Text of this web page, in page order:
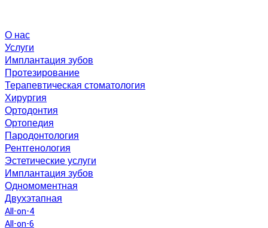
О нас
Услуги
Имплантация зубов
Протезирование
Терапевтическая стоматология
Хирургия
Ортодонтия
Ортопедия
Пародонтология
Рентгенология
Эстетические услуги
Имплантация зубов
Одномоментная
Двухэтапная
All-on-4
All-on-6